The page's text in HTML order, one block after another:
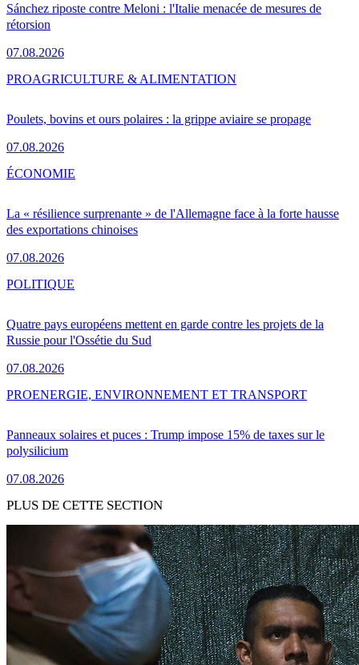
Sánchez riposte contre Meloni : l'Italie menacée de mesures de
rétorsion
07.08.2026
Poulets, bovins et ours polaires : la grippe aviaire se propage
07.08.2026
PROAGRICULTURE & ALIMENTATION
La « résilience surprenante » de l'Allemagne face à la forte hausse
des exportations chinoises
07.08.2026
ÉCONOMIE
Quatre pays européens mettent en garde contre les projets de la
Russie pour l'Ossétie du Sud
07.08.2026
POLITIQUE
Panneaux solaires et puces : Trump impose 15% de taxes sur le
polysilicium
07.08.2026
PROENERGIE, ENVIRONNEMENT ET TRANSPORT
PLUS DE CETTE SECTION